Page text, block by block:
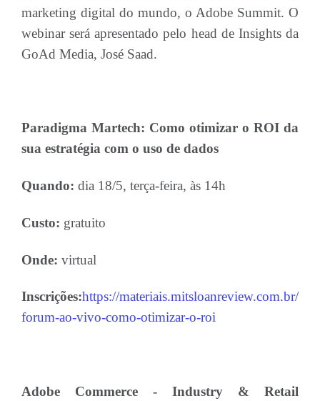
marketing digital do mundo, o Adobe Summit. O
webinar será apresentado pelo head de Insights da
GoAd Media, José Saad.
Paradigma Martech: Como otimizar o ROI da
sua estratégia com o uso de dados
Quando: dia 18/5, terça-feira, às 14h
Custo: gratuito
Onde: virtual
Inscrições:https://materiais.mitsloanreview.com.br/
forum-ao-vivo-como-otimizar-o-roi
Adobe Commerce - Industry & Retail